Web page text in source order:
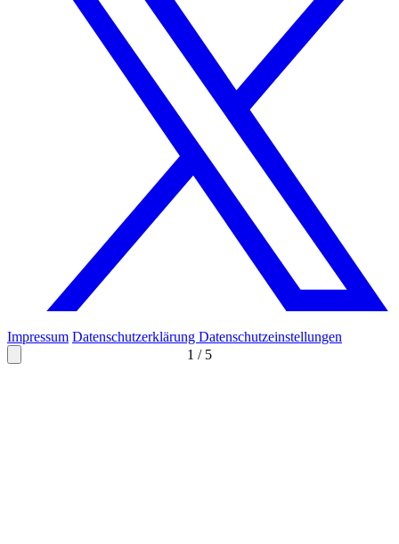
1 / 5
Impressum Datenschutzerklärung Datenschutzeinstellungen